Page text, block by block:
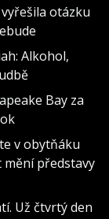
otázku
Alkohol,
Bay za
v obytňáku
představy
Už čtvrtý den